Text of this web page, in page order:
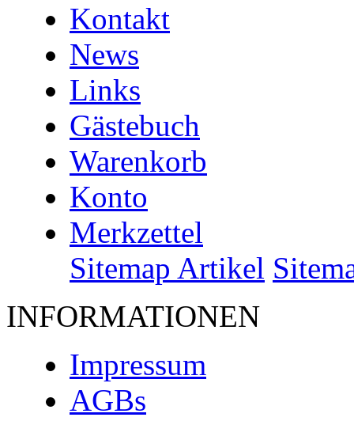
Kontakt
News
Links
Gästebuch
Warenkorb
Konto
Merkzettel
Sitemap Artikel
INFORMATIONEN
Impressum
AGBs